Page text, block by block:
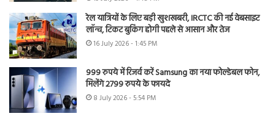
रेल यात्रियों के लिए बड़ी खुशखबरी, IRCTC की नई वेबसाइट
लॉन्च, टिकट बुकिंग होगी पहले से आसान और तेज
16 July 2026 - 1:45 PM
999 रुपये में रिजर्व करें Samsung का नया फोल्डेबल फोन,
मिलेंगे 2799 रुपये के फायदे
8 July 2026 - 5:54 PM